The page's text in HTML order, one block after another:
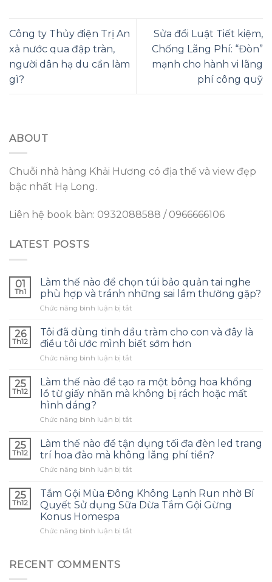
Công ty Thủy điện Trị An
xả nước qua đập tràn,
người dân hạ du cần làm
gì?
Sửa đổi Luật Tiết kiệm,
Chống Lãng Phí: “Đòn”
mạnh cho hành vi lãng
phí công quỹ
ABOUT
Chuỗi nhà hàng Khải Hương có địa thế và view đẹp
bậc nhất Hạ Long.
Liên hệ book bàn: 0932088588 / 0966666106
LATEST POSTS
01
Th1
Làm thế nào để chọn túi bảo quản tai nghe
phù hợp và tránh những sai lầm thường gặp?
Chức năng bình luận bị tắtở
thế
nào
để
chọn
bảo
quản
phù
và
tránh
những
sai
thường
gặp?
26
Th12
Tôi đã dùng tinh dầu tràm cho con và đây là
điều tôi ước mình biết sớm hơn
Chức năng bình luận bị tắtở
dùng
tinh
tràm
con
đây
là
tôi
ước
sớm
25
Th12
Làm thế nào để tạo ra một bông hoa khổng
lồ từ giấy nhăn mà không bị rách hoặc mất
hình dáng?
Chức năng bình luận bị tắtở
thế
nào
để
tạo
một
bông
lồ
25
Th12
Làm thế nào để tận dụng tối đa đèn led trang
trí hoa đào mà không lãng phí tiền?
Chức năng bình luận bị tắtở
thế
nào
để
dụng
25
Th12
Tắm Gội Mùa Đông Không Lạnh Run nhờ Bí
Quyết Sử dụng Sữa Dừa Tắm Gội Gừng
Konus Homespa
Chức năng bình luận bị tắtở
RECENT COMMENTS